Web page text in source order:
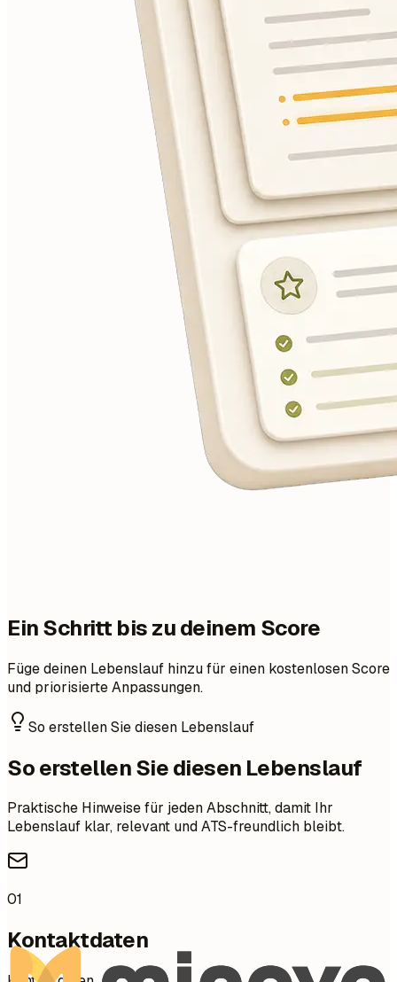
Ein Schritt bis zu deinem Score
Füge deinen Lebenslauf hinzu für einen kostenlosen Score
und priorisierte Anpassungen.
So erstellen Sie diesen Lebenslauf
So erstellen Sie diesen Lebenslauf
Praktische Hinweise für jeden Abschnitt, damit Ihr
Lebenslauf klar, relevant und ATS-freundlich bleibt.
01
Kontaktdaten